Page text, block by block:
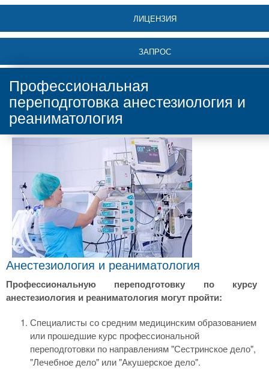
ЛИЦЕНЗИЯ
ЗАПРОС
Профессиональная
переподготовка анестезиология и
реаниматология
Анестезиология и реаниматология
Профессиональную переподготовку по курсу
анестезиология и реаниматология могут пройти:
Специалисты со средним медицинским образованием
или прошедшие курс профессиональной
переподготовки по направлениям "Сестринское дело",
"Лечебное дело" или "Акушерское дело".